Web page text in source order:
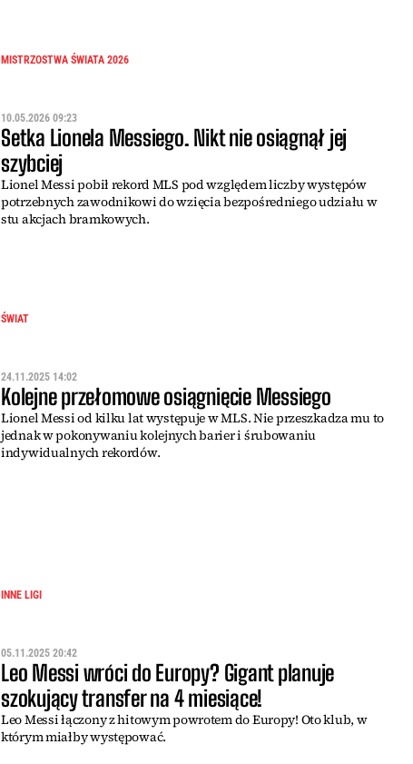
MISTRZOSTWA ŚWIATA 2026
10.05.2026 09:23
Setka Lionela Messiego. Nikt nie osiągnął jej
szybciej
Lionel Messi pobił rekord MLS pod względem liczby występów
potrzebnych zawodnikowi do wzięcia bezpośredniego udziału w
stu akcjach bramkowych.
ŚWIAT
24.11.2025 14:02
Kolejne przełomowe osiągnięcie Messiego
Lionel Messi od kilku lat występuje w MLS. Nie przeszkadza mu to
jednak w pokonywaniu kolejnych barier i śrubowaniu
indywidualnych rekordów.
INNE LIGI
05.11.2025 20:42
Leo Messi wróci do Europy? Gigant planuje
szokujący transfer na 4 miesiące!
Leo Messi łączony z hitowym powrotem do Europy! Oto klub, w
którym miałby występować.